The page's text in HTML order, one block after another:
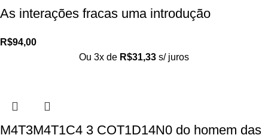
As interações fracas uma introdução
R$94,00
Ou 3x de R$31,33 s/ juros
M4T3M4T1C4 3 COT1D14N0 do homem das